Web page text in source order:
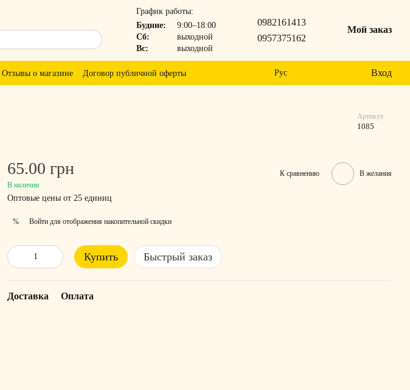
График работы:
Будние:
9:00–18:00
Сб:
выходной
Вс:
выходной
0982161413
0957375162
Мой заказ
Отзывы о магазине Договор публичной оферты Рус Вход
Артикул
1085
65.00 грн
В наличии
К сравнению В желания
Оптовые цены от 25 единиц
% Войти для отображения накопительной скидки
Купить Быстрый заказ
Доставка Оплата